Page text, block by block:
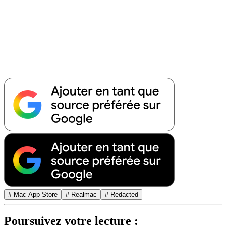
# Mac App Store # Realmac # Redacted
Poursuivez votre lecture :